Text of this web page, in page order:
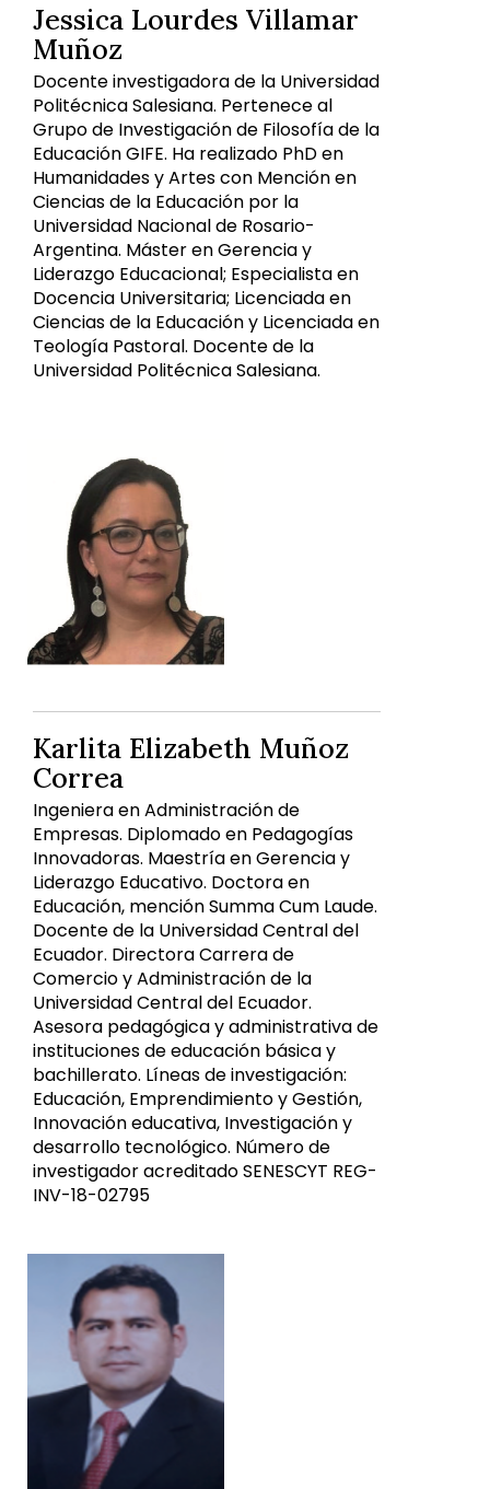
Jessica Lourdes Villamar
Muñoz
Docente investigadora de la Universidad
Politécnica Salesiana. Pertenece al
Grupo de Investigación de Filosofía de la
Educación GIFE. Ha realizado PhD en
Humanidades y Artes con Mención en
Ciencias de la Educación por la
Universidad Nacional de Rosario-
Argentina. Máster en Gerencia y
Liderazgo Educacional; Especialista en
Docencia Universitaria; Licenciada en
Ciencias de la Educación y Licenciada en
Teología Pastoral. Docente de la
Universidad Politécnica Salesiana.
Karlita Elizabeth Muñoz
Correa
Ingeniera en Administración de
Empresas. Diplomado en Pedagogías
Innovadoras. Maestría en Gerencia y
Liderazgo Educativo. Doctora en
Educación, mención Summa Cum Laude.
Docente de la Universidad Central del
Ecuador. Directora Carrera de
Comercio y Administración de la
Universidad Central del Ecuador.
Asesora pedagógica y administrativa de
instituciones de educación básica y
bachillerato. Líneas de investigación:
Educación, Emprendimiento y Gestión,
Innovación educativa, Investigación y
desarrollo tecnológico. Número de
investigador acreditado SENESCYT REG-
INV-18-02795